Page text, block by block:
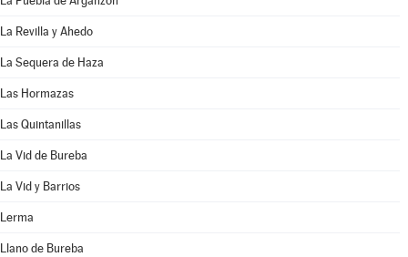
La Revilla y Ahedo
La Sequera de Haza
Las Hormazas
Las Quintanillas
La Vid de Bureba
La Vid y Barrios
Lerma
Llano de Bureba